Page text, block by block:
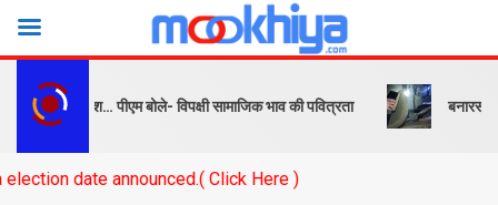
और संदेश… पीएम बोले- विपक्षी सामाजिक भाव की पवित्रता बनारस स्टेशन के
announced.( Click Here )